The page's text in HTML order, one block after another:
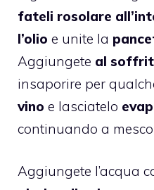
fateli rosolare
l’olio e unite la
Aggiungete al
insaporire per
vino e lasciatelo
continuando a
Aggiungete l’acqua